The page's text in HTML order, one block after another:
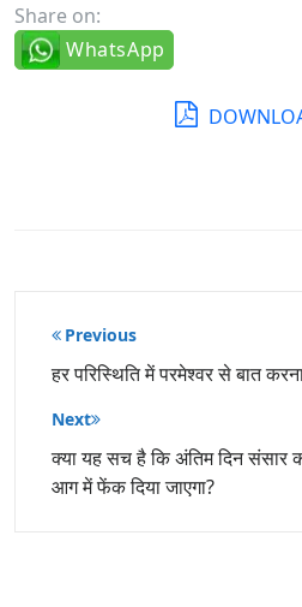
Share on:
WhatsApp
पोस्ट
नेविगेशन
Previous
हर परिस्थिति में परमेश्वर से बात
Next
क्या यह सच है कि अंतिम दिन संसार
आग में फेंक दिया जाएगा?